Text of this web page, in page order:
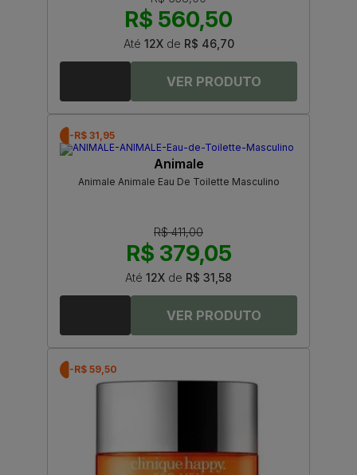
R$ 560,50
Até 12Xde R$ 46,70
-R$ 31,95
Animale
Animale Animale Eau De Toilette Masculino
R$ 411,00
R$ 379,05
Até 12X de R$ 31,58
-R$ 59,50